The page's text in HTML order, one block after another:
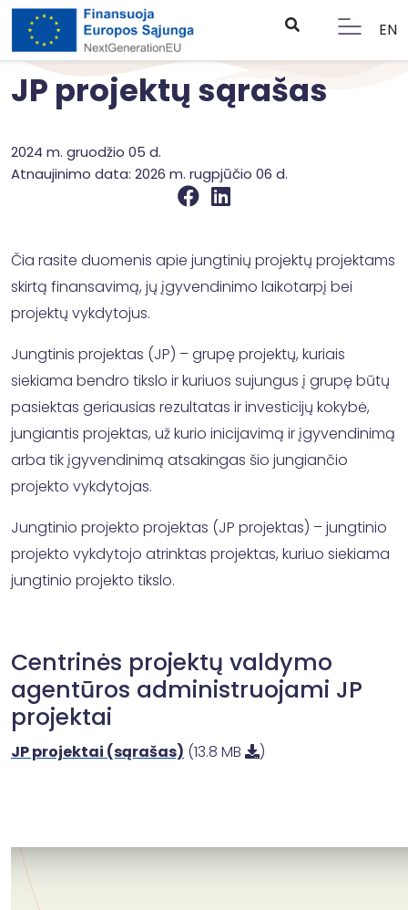
EN
JP projektų sąrašas
2024 m. gruodžio 05 d.
Atnaujinimo data: 2026 m. rugpjūčio 06 d.
Čia rasite duomenis apie jungtinių projektų projektams
skirtą finansavimą, jų įgyvendinimo laikotarpį bei
projektų vykdytojus.
Jungtinis projektas (JP) – grupę projektų, kuriais
siekiama bendro tikslo ir kuriuos sujungus į grupę būtų
pasiektas geriausias rezultatas ir investicijų kokybė,
jungiantis projektas, už kurio inicijavimą ir įgyvendinimą
arba tik įgyvendinimą atsakingas šio jungiančio
projekto vykdytojas.
Jungtinio projekto projektas (JP projektas) – jungtinio
projekto vykdytojo atrinktas projektas, kuriuo siekiama
jungtinio projekto tikslo.
Centrinės projektų valdymo
agentūros administruojami JP
projektai
JP projektai (sąrašas) (13.8 MB )